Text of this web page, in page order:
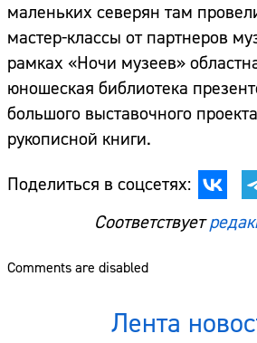
маленьких северян там
мастер-классы от партнеров
рамках «Ночи музеев»
юношеская библиотека
большого выставочного
рукописной книги.
Поделиться в соцсетях:
Соответствует
Comments are disabled
Лента